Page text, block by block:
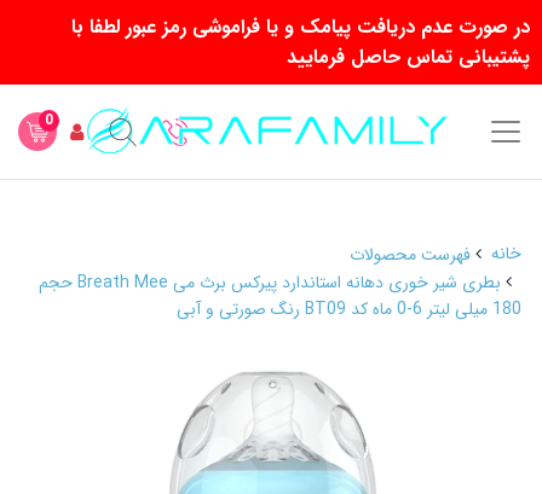
در صورت عدم دریافت پیامک و یا فراموشی رمز عبور لطفا با
پشتیبانی تماس حاصل فرمایید
0
خانه
فهرست محصولات
بطری شیر خوری دهانه استاندارد پیرکس برث می Breath Mee حجم
180 میلی لیتر 6-0 ماه کد BT09 رنگ صورتی و آبی